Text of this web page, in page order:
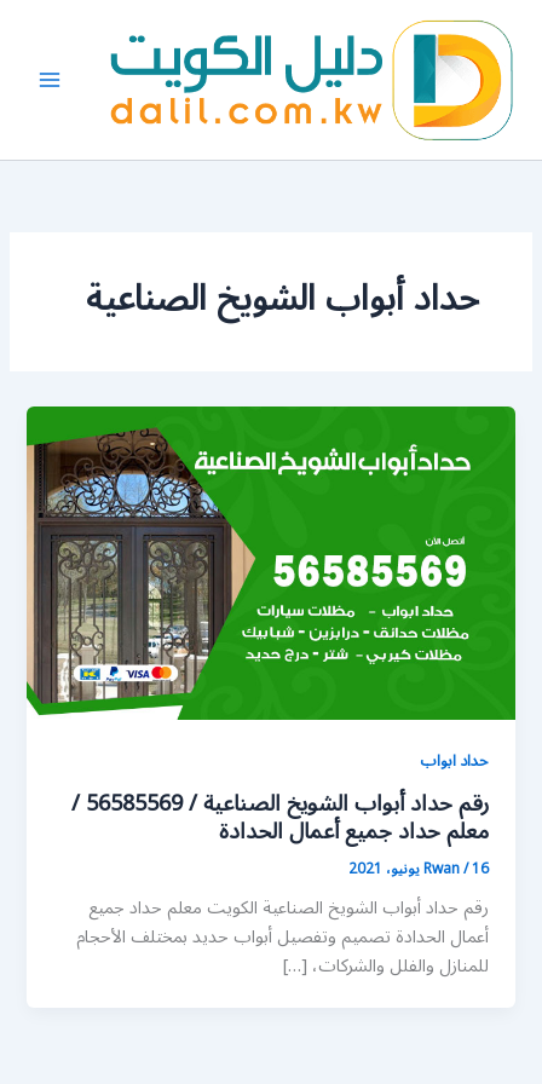
المحتوى
حداد أبواب الشويخ الصناعية
حداد ابواب
رقم حداد أبواب الشويخ الصناعية / 56585569 /
معلم حداد جميع أعمال الحدادة
Rwan/16 يونيو، 2021
رقم حداد أبواب الشويخ الصناعية الكويت معلم حداد جميع
أعمال الحدادة تصميم وتفصيل أبواب حديد بمختلف الأحجام
للمنازل والفلل والشركات، […]